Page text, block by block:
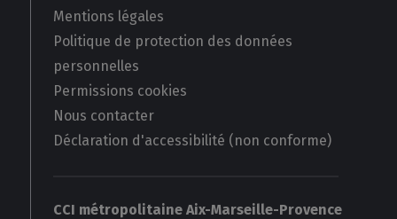
CCI métropolitaine Aix-Marseille-Provence
Mentions légales
Politique de protection des données
personnelles
Permissions cookies
Nous contacter
Déclaration d'accessibilité (non conforme)